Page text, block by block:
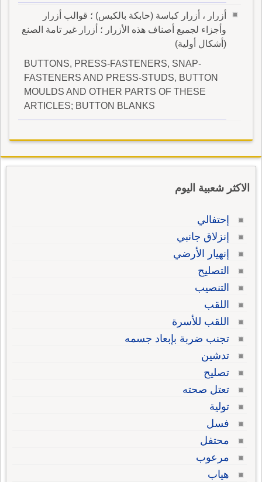
أزرار ، أزرار كباسة (حابكة بالكبس) ؛ قوالب أزرار
وأجزاء لجميع أصناف هذه الأزرار ؛ أزرار غير تامة الصنع
(أشكال أولية)
BUTTONS, PRESS-FASTENERS, SNAP-
FASTENERS AND PRESS-STUDS, BUTTON
MOULDS AND OTHER PARTS OF THESE
ARTICLES; BUTTON BLANKS
الاكثر شعبية اليوم
إحتفالي
إنزلاق جانبي
إنهيار الأرضي
التصليح
التنصيب
اللقب
اللقب للأسرة
تجنب ضربة بإبعاد جسمه
تدشين
تصليح
تعتل صحته
تولية
فسل
محتفل
مرعوب
هياب